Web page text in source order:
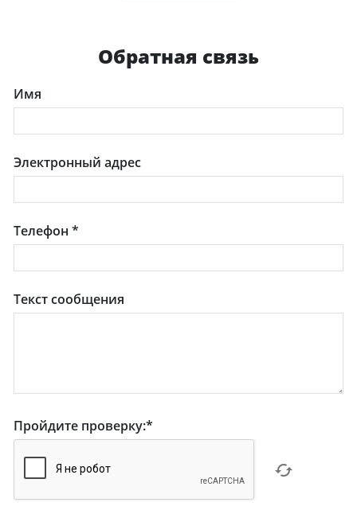
Обратная связь
Имя
Электронный адрес
Телефон*
Текст сообщения
Пройдите проверку:*